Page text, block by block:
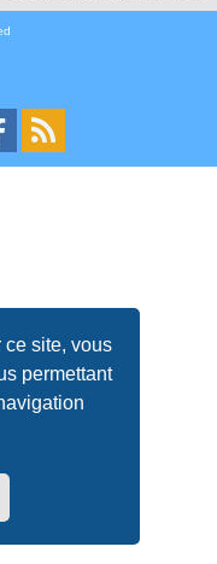
ce site, vous
permettant